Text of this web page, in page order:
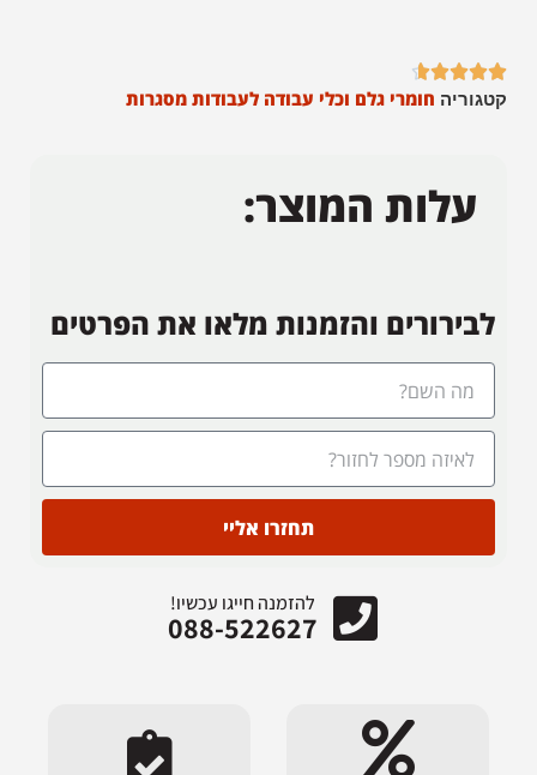





קטגוריה חומרי גלם וכלי עבודה לעבודות מסגרות
עלות המוצר:
לבירורים והזמנות מלאו את הפרטים
תחזרו אליי
להזמנה חייגו עכשיו!
088-522627